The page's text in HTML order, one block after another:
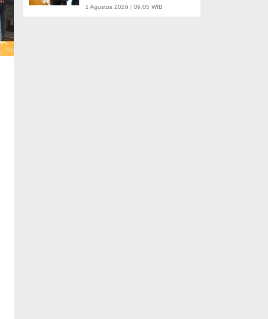
1 Agustus 2026 | 09:05 WIB